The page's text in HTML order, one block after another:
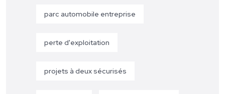
parc automobile entreprise
perte d'exploitation
projets à deux sécurisés